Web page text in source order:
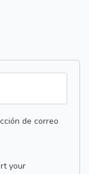
de correo
your